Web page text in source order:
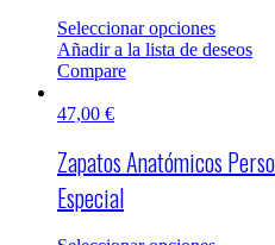
Seleccionar opciones
Añadir a la lista de deseos
Compare
47,00 €
Zapatos Anatómicos
Especial